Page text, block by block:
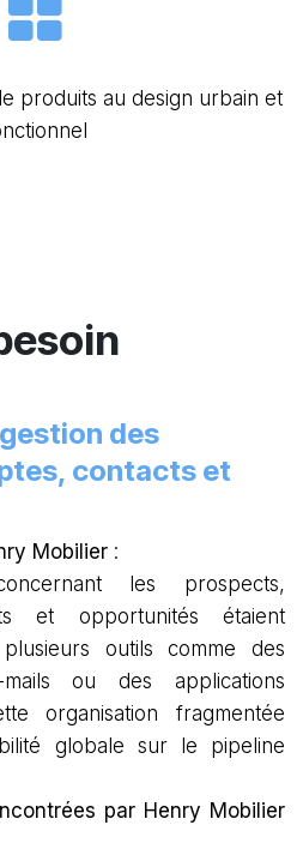
produits au design urbain et
des
contacts et
Mobilier :
les prospects,
et opportunités étaient
outils comme des
ou des applications
organisation fragmentée
globale sur le pipeline
par Henry Mobilier